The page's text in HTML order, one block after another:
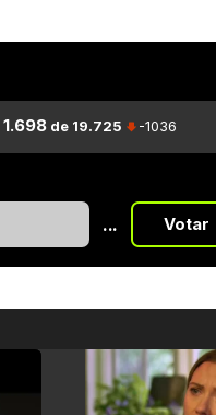
1.698 de 19.725 -1036
... Votar